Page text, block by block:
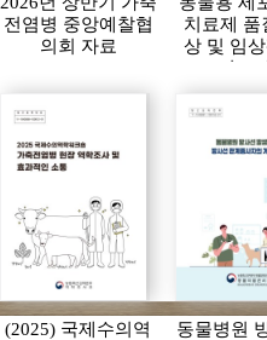
전염병 중앙예찰협
의회 자료
치료제 품
상 및 임
이드
(2025) 국제수의역
동물병원